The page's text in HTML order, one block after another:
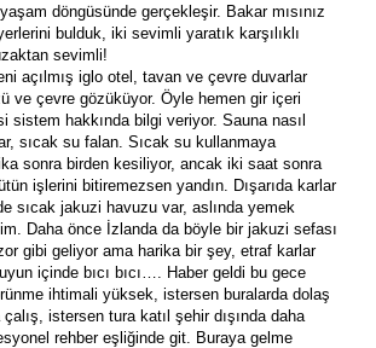
döngüsünde gerçekleşir. Bakar mısınız
bulduk, iki sevimli yaratık karşılıklı
sevimli!
açılmış iglo otel, tavan ve çevre duvarlar
ve çevre gözüküyor. Öyle hemen gir içeri
sistem hakkında bilgi veriyor. Sauna nasıl
sıcak su falan. Sıcak su kullanmaya
sonra birden kesiliyor, ancak iki saat sonra
işlerini bitiremezsen yandın. Dışarıda karlar
sıcak jakuzi havuzu var, aslında yemek
Daha önce İzlanda da böyle bir jakuzi sefası
gibi geliyor ama harika bir şey, etraf karlar
içinde bıcı bıcı…. Haber geldi bu gece
ihtimali yüksek, istersen buralarda dolaş
istersen tura katıl şehir dışında daha
rehber eşliğinde git. Buraya gelme